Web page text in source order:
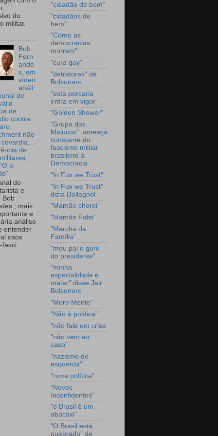
do
militar.
Bob
Fern
ande
s, em
vídeo
análi
de
de
contra
não
de
o
do
e
Bob
, mais
e
análise
entender
caos
"cidadão de bem"
"cidadãos de
bem"
"Como as
democracias
morrem"
"cura gay"
"detratores" de
Bolsonaro
"esta porcaria
entra em vigor"
"Golden Shower"
"Grupo dos
Malucos". ameaça
constante do
fascismo miltiar
brasileiro à
Democracia
"In Fux we Trust"
"In Fux we Trust"
dizia Dallagnol
"Mamãe chorei"
"Mamãe Falei"
"Marcha da
Família"
"meu pai o guru
do presidente"
"minha
especialidade é
matar" disse Jair
Bolsonaro
"Moro Mente"
"Não à política"
"não fale em crise
"não vem ao
caso"
"nazismo de
esquerda"
"nova política"
"Novos
Inconfidentes"
"o Brasil é um
abacaxi"
"O Brasil está
quebrado" de